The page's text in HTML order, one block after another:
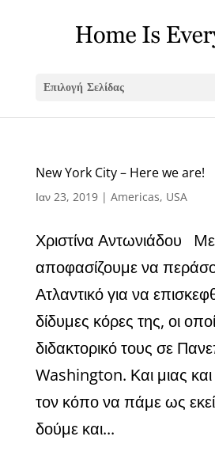
Επιλογή Σελίδας
New York City – Here we are!
Ιαν 23, 2019| Americas, USA
Χριστίνα Αντωνιάδου
αποφασίζουμε να
Ατλαντικό για να
δίδυμες κόρες της, οι
διδακτορικό τους σε
Washington. Και μιας
τον κόπο να πάμε ως
δούμε και...